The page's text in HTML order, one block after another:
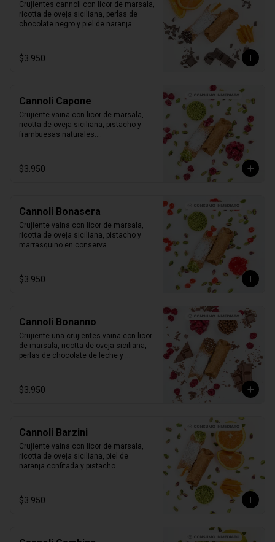
Crujientes cannoli con licor de marsala,
ricotta de oveja siciliana, perlas de
chocolate negro y piel de naranja
$3.950
Cannoli Capone
Crujiente vaina con licor de marsala,
ricotta de oveja siciliana, pistacho y
frambuesas naturales.
$3.950
Cannoli Bonasera
Crujiente vaina con licor de marsala,
ricotta de oveja siciliana, pistacho y
marrasquino en conserva.
$3.950
Cannoli Bonanno
Crujiente una crujientes vaina con licor
de marsala, ricotta de oveja siciliana,
perlas de chocolate de leche y
$3.950
Cannoli Barzini
Crujiente vaina con licor de marsala,
ricotta de oveja siciliana, piel de
naranja confitada y pistacho.
$3.950